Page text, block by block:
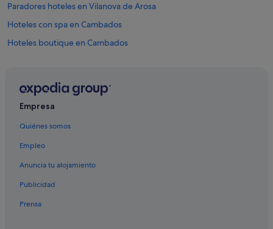
Paradores hoteles en Vilanova de Arosa
Hoteles con spa en Cambados
Hoteles boutique en Cambados
Melia hoteles en Samieira
Marriott Hotels & Resorts en Sanxenxo
Casas rurales en Deiro
Casas rurales en Cambados
Hoteles cerca de Iglesia de Santa Mariña Dozo
Empresa
Quiénes somos
Empleo
Anuncia tu alojamiento
Publicidad
Prensa